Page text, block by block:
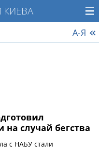
А-Я
случай бегства
с НАБУ стали